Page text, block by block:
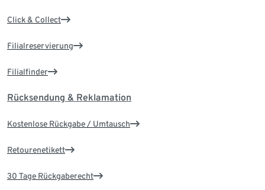
Click & Collect
Filialreservierung
Filialfinder
Rücksendung & Reklamation
Kostenlose Rückgabe / Umtausch
Retourenetikett
30 Tage Rückgaberecht